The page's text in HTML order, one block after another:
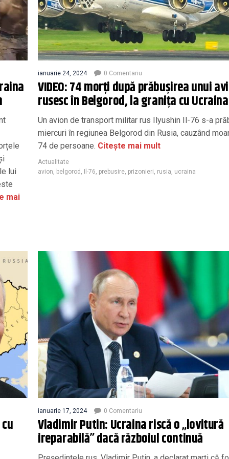
lui
mai
ianuarie 24, 2024 0 Comentariu
VIDEO: 74 morți după prăbușirea unui
rusesc în Belgorod, la granița cu Ucraina
Un avion de transport militar rus Ilyushin Il-76 s-a
miercuri în regiunea Belgorod din Rusia, cauzând
74 de persoane. Citește mai mult
Actualitate
avion
belgorod Il-76 prebusire prizonieri rusia ucraina
ianuarie 17, 2024 0 Comentariu
Vladimir Putin: Ucraina riscă o „lovitură
ireparabilă” dacă războiul continuă